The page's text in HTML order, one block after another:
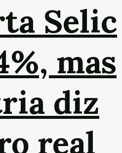
Selic
mas
diz
real